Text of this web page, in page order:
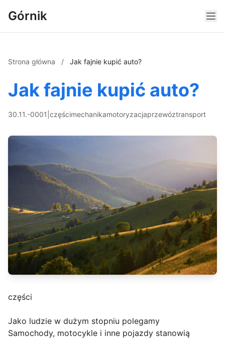
Górnik
Strona główna / Jak fajnie kupić auto?
Jak fajnie kupić auto?
30.11.-0001 częścimechanikamotoryzacjaprzewóztransport
części
Jako ludzie w dużym stopniu polegamy
Samochody, motocykle i inne pojazdy stanowią